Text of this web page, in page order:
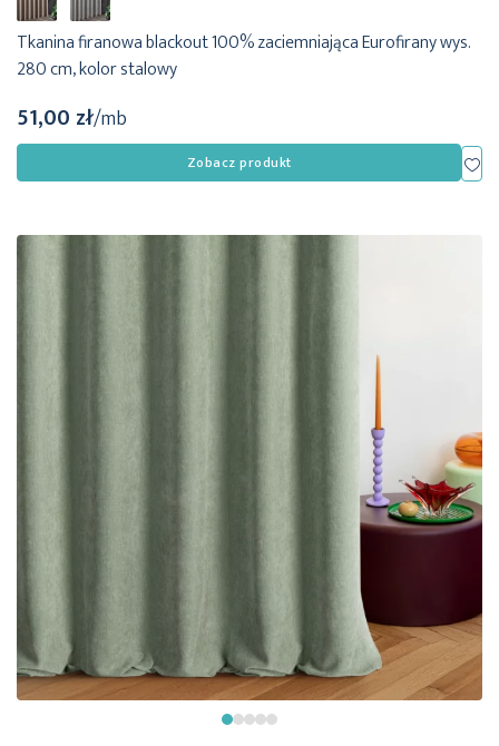
Tkanina firanowa blackout 100% zaciemniająca Eurofirany wys.
280 cm, kolor stalowy
51,00 zł/mb
Zobacz produkt